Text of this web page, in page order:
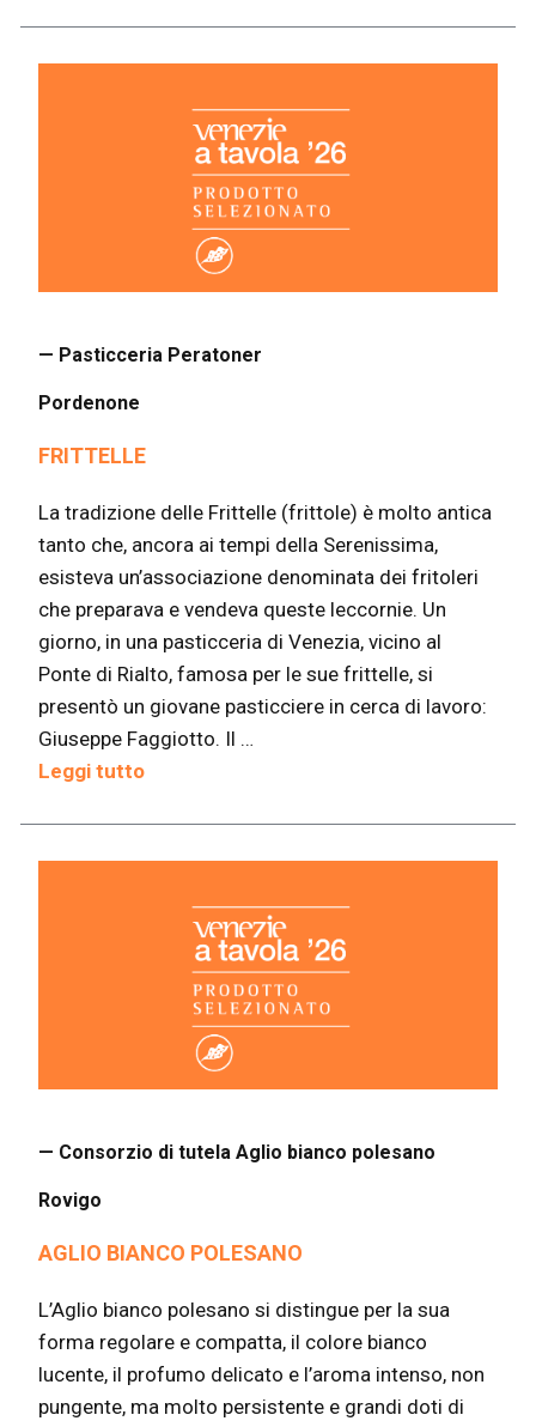
— Pasticceria Peratoner
Pordenone
FRITTELLE
La tradizione delle Frittelle (frittole) è molto antica
tanto che, ancora ai tempi della Serenissima,
esisteva un’associazione denominata dei fritoleri
che preparava e vendeva queste leccornie. Un
giorno, in una pasticceria di Venezia, vicino al
Ponte di Rialto, famosa per le sue frittelle, si
presentò un giovane pasticciere in cerca di lavoro:
Giuseppe Faggiotto. Il …
Leggi tutto
— Consorzio di tutela Aglio bianco polesano
Rovigo
AGLIO BIANCO POLESANO
L’Aglio bianco polesano si distingue per la sua
forma regolare e compatta, il colore bianco
lucente, il profumo delicato e l’aroma intenso, non
pungente, ma molto persistente e grandi doti di